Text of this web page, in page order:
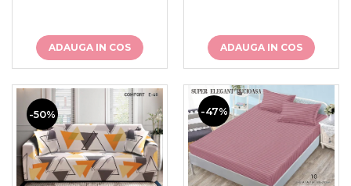
ADAUGA IN COS ADAUGA IN COS
-50% -47%